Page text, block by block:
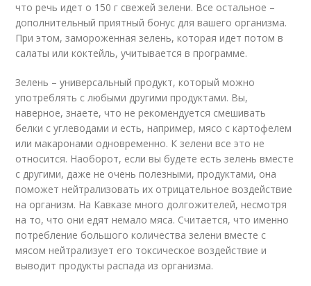
что речь идет о 150 г свежей зелени. Все остальное –
дополнительный приятный бонус для вашего организма.
При этом, замороженная зелень, которая идет потом в
салаты или коктейль, учитывается в программе.
Зелень – универсальный продукт, который можно
употреблять с любыми другими продуктами. Вы,
наверное, знаете, что не рекомендуется смешивать
белки с углеводами и есть, например, мясо с картофелем
или макаронами одновременно. К зелени все это не
относится. Наоборот, если вы будете есть зелень вместе
с другими, даже не очень полезными, продуктами, она
поможет нейтрализовать их отрицательное воздействие
на организм. На Кавказе много долгожителей, несмотря
на то, что они едят немало мяса. Считается, что именно
потребление большого количества зелени вместе с
мясом нейтрализует его токсическое воздействие и
выводит продукты распада из организма.